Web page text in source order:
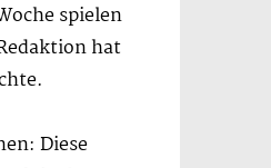
spielen
hat
Diese